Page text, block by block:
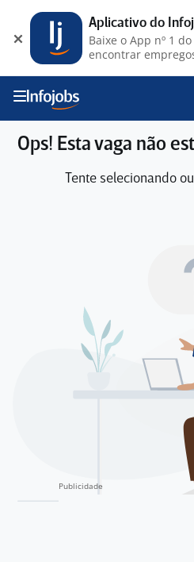
Ops! Esta vaga não
Tente selecionando
Aplicativo do
Baixe o App nº 1
encontrar